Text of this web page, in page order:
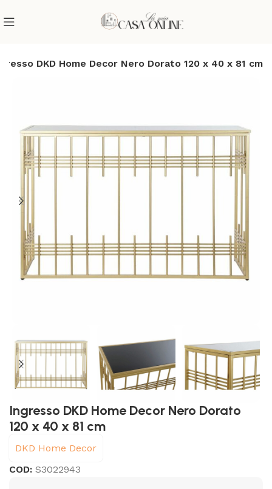
DKD Home Decor Nero Dorato 120 x 40 x 81 cm
Ingresso DKD Home Decor Nero Dorato
120 x 40 x 81 cm
DKD Home Decor
COD:S3022943